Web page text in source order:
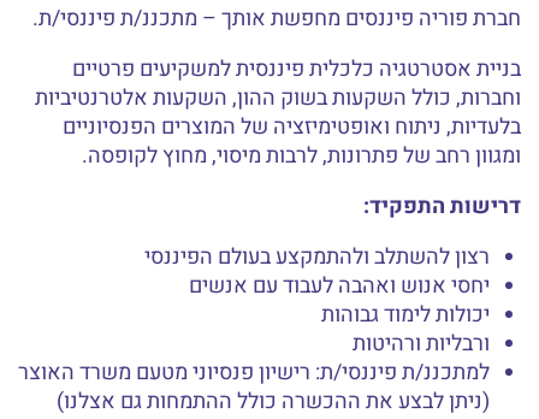
חברת פוריה פיננסים מחפשת אותך – מתכננ/ת פיננסי/ת.
בניית אסטרטגיה כלכלית פיננסית למשקיעים פרטיים
וחברות, כולל השקעות בשוק ההון, השקעות אלטרנטיביות
בלעדיות, ניתוח ואופטימיזציה של המוצרים הפנסיוניים
ומגוון רחב של פתרונות, לרבות מיסוי, מחוץ לקופסה.
דרישות התפקיד:
רצון להשתלב ולהתמקצע בעולם הפיננסי
יחסי אנוש ואהבה לעבוד עם אנשים
יכולות לימוד גבוהות
ורבליות ורהיטות
למתכננ/ת פיננסי/ת: רישיון פנסיוני מטעם משרד האוצר
(ניתן לבצע את ההכשרה כולל ההתמחות גם אצלנו)